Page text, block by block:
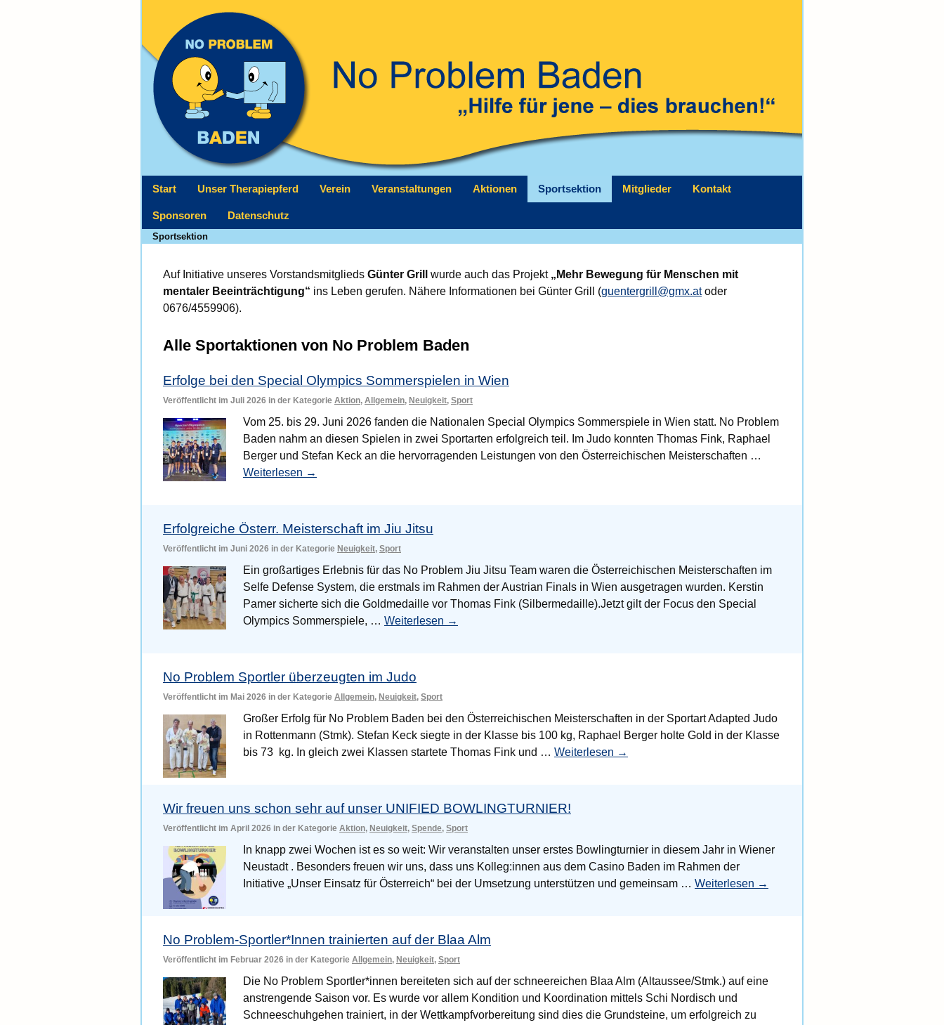
Start Unser Therapiepferd Verein Veranstaltungen Aktionen Sportsektion Mitglieder Kontakt
Sponsoren Datenschutz
Sportsektion
Auf Initiative unseres Vorstandsmitglieds Günter Grill wurde auch das Projekt „Mehr Bewegung für Menschen mit
mentaler Beeinträchtigung“ ins Leben gerufen. Nähere Informationen bei Günter Grill (guentergrill@gmx.atoder
0676/4559906).
Alle Sportaktionen von No Problem Baden
Erfolge bei den Special Olympics Sommerspielen in Wien
Veröffentlicht im Juli 2026 in der Kategorie Aktion, Allgemein, Neuigkeit, Sport
Vom 25. bis 29. Juni 2026 fanden die Nationalen Special Olympics Sommerspiele in Wien statt. No Problem
Baden nahm an diesen Spielen in zwei Sportarten erfolgreich teil. Im Judo konnten Thomas Fink, Raphael
Berger und Stefan Keck an die hervorragenden Leistungen von den Österreichischen Meisterschaften …
Weiterlesen →
Erfolgreiche Österr. Meisterschaft im Jiu Jitsu
Veröffentlicht im Juni 2026 in der Kategorie Neuigkeit, Sport
Ein großartiges Erlebnis für das No Problem Jiu Jitsu Team waren die Österreichischen Meisterschaften im
Selfe Defense System, die erstmals im Rahmen der Austrian Finals in Wien ausgetragen wurden. Kerstin
Pamer sicherte sich die Goldmedaille vor Thomas Fink (Silbermedaille).Jetzt gilt der Focus den Special
Olympics Sommerspiele, … Weiterlesen →
No Problem Sportler überzeugten im Judo
Veröffentlicht im Mai 2026 in der Kategorie Allgemein, Neuigkeit, Sport
Großer Erfolg für No Problem Baden bei den Österreichischen Meisterschaften in der Sportart Adapted Judo
in Rottenmann (Stmk). Stefan Keck siegte in der Klasse bis 100 kg, Raphael Berger holte Gold in der Klasse
bis 73 kg. In gleich zwei Klassen startete Thomas Fink und … Weiterlesen →
Wir freuen uns schon sehr auf unser UNIFIED BOWLINGTURNIER!
Veröffentlicht im April 2026 in der Kategorie Aktion, Neuigkeit, Spende, Sport
In knapp zwei Wochen ist es so weit: Wir veranstalten unser erstes Bowlingturnier in diesem Jahr in Wiener
Neustadt . Besonders freuen wir uns, dass uns Kolleg:innen aus dem Casino Baden im Rahmen der
Initiative „Unser Einsatz für Österreich“ bei der Umsetzung unterstützen und gemeinsam … Weiterlesen →
No Problem-Sportler*Innen trainierten auf der Blaa Alm
Veröffentlicht im Februar 2026 in der Kategorie Allgemein, Neuigkeit, Sport
Die No Problem Sportler*innen bereiteten sich auf der schneereichen Blaa Alm (Altaussee/Stmk.) auf eine
anstrengende Saison vor. Es wurde vor allem Kondition und Koordination mittels Schi Nordisch und
Schneeschuhgehen trainiert, in der Wettkampfvorbereitung sind dies die Grundsteine, um erfolgreich zu